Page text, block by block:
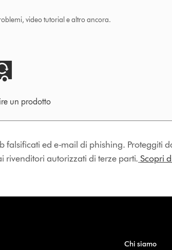
video tutorial e altro ancora.
un prodotto
falsificati ed e-mail di phishing. Proteggiti
rivenditori autorizzati di terze parti. Scopri
Chi siamo